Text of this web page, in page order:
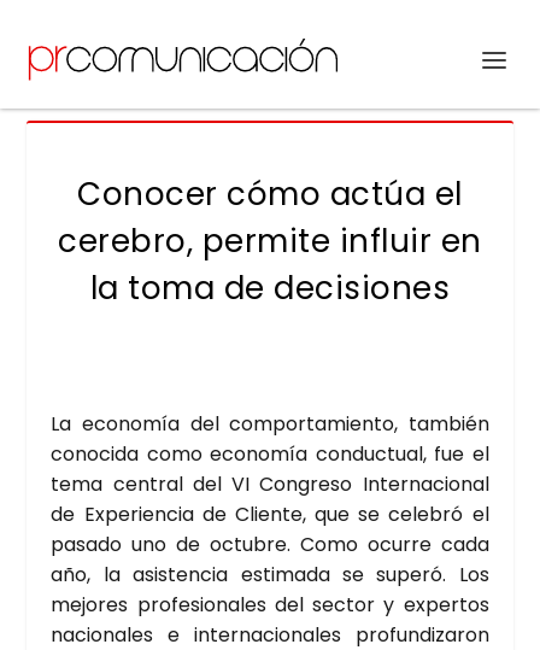
Conocer cómo actúa el
cerebro, permite influir en
la toma de decisiones
La eco­no­mía del com­por­ta­mien­to, tam­bién
cono­ci­da como eco­no­mía con­duc­tual, fue el
tema cen­tral del VI Con­gre­so Inter­na­cio­nal
de Expe­rien­cia de Clien­te, que se cele­bró el
pasa­do uno de octu­bre. Como ocu­rre cada
año, la asis­ten­cia esti­ma­da se superó. Los
mejo­res pro­fe­sio­na­les del sec­tor y exper­tos
nacio­na­les e inter­na­cio­na­les pro­fun­di­za­ron